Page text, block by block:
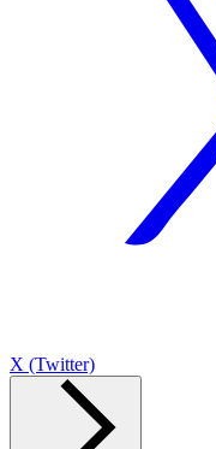
X (Twitter)